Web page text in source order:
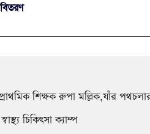
শিক্ষক রুপা মল্লিক,যাঁর
চিকিৎসা ক্যাম্প